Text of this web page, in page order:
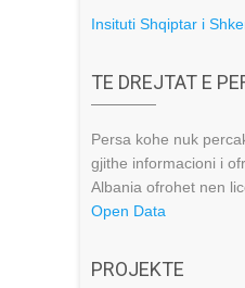
Insituti Shqiptar i
TE DREJTAT E
Persa kohe nuk
gjithe informacioni i
Albania ofrohet nen
Open Data
PROJEKTE